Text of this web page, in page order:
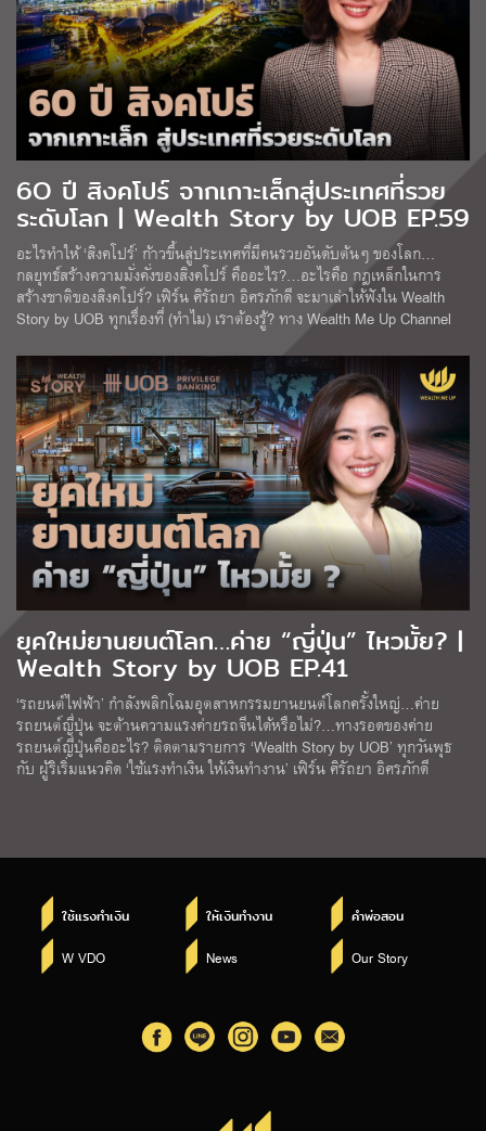
6O ปี สิงคโปร์ จากเกาะเล็กสู่ประเทศที่รวย
ระดับโลก | Wealth Story by UOB EP.59
อะไรทำให้ ‘สิงคโปร์’ ก้าวขึ้นสู่ประเทศที่มีคนรวยอันดับต้นๆ ของโลก…
กลยุทธ์สร้างความมั่งคั่งของสิงคโปร์ คืออะไร?…อะไรคือ กฎเหล็กในการ
สร้างชาติของสิงคโปร์? เฟิร์น ศิรัถยา อิศรภักดี จะมาเล่าให้ฟังใน Wealth
Story by UOB ทุกเรื่องที่ (ทำไม) เราต้องรู้? ทาง Wealth Me Up Channel
ยุคใหม่ยานยนต์โลก…ค่าย “ญี่ปุ่น” ไหวมั้ย? |
Wealth Story by UOB EP.41
‘รถยนต์ไฟฟ้า’ กำลังพลิกโฉมอุตสาหกรรมยานยนต์โลกครั้งใหญ่…ค่าย
รถยนต์ญี่ปุ่น จะต้านความแรงค่ายรถจีนได้หรือไม่?…ทางรอดของค่าย
รถยนต์ญี่ปุ่นคืออะไร? ติดตามรายการ ‘Wealth Story by UOB’ ทุกวันพุธ
กับ ผู้ริเริ่มแนวคิด ‘ใช้แรงทำเงิน ให้เงินทำงาน’ เฟิร์น ศิรัถยา อิศรภักดี
ใช้แรงทำเงิน ให้เงินทำงาน คำพ่อสอน
W VDO News Our Story